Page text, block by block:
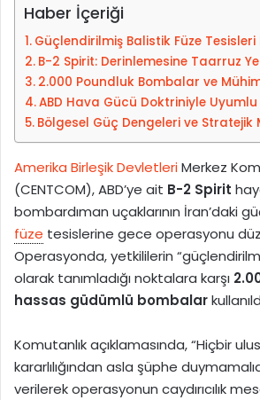
o
s
t
n
d
e
r
m
e
k
Haber İçeriği
Güçlendirilmiş Balistik Füze
B-2 Spirit: Derinlemesine Taarruz
2.000 Poundluk Bombalar ve
ABD Hava Gücü Doktriniyle
Bölgesel Güç Dengeleri ve Stratejik
Amerika Birleşik DevletleriMerkez
(CENTCOM), ABD’ye ait B-2 Spirit
bombardıman uçaklarının İran’daki
füze tesislerine gece operasyonu
Operasyonda, yetkililerin
olarak tanımladığı noktalara karşı
hassas güdümlü bombalar
Komutanlık açıklamasında, “Hiçbir
kararlılığından asla şüphe
verilerek operasyonun caydırıcılık